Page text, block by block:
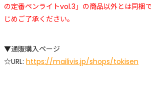
の定番ペンライトvol.3」の商品以外とは同梱
じめご了承ください。
▼通販購入ページ
☆URL: https://mailivis.jp/shops/tokisen